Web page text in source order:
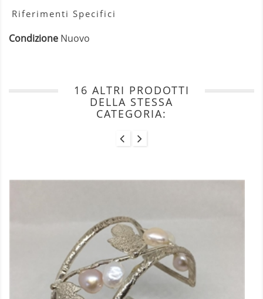
Riferimenti Specifici
Condizione Nuovo
16 ALTRI PRODOTTI
DELLA STESSA
CATEGORIA: